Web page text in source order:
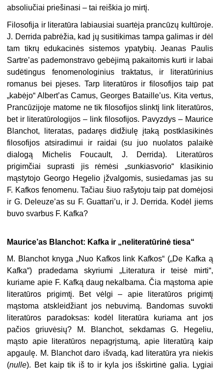
absoliučiai priešinasi – tai reiškia jo mirtį.
Filosofija ir literatūra labiausiai suartėja prancūzų kultūroje.
J. Derrida pabrėžia, kad jų susitikimas tampa galimas ir dėl
tam tikrų edukacinės sistemos ypatybių. Jeanas Paulis
Sartre’as pademonstravo gebėjimą pakaitomis kurti ir labai
sudėtingus fenomenologinius traktatus, ir literatūrinius
romanus bei pjeses. Tarp literatūros ir filosofijos taip pat
„kabėjo“ Albert’as Camus, Georges Bataille’us. Kita vertus,
Prancūzijoje matome ne tik filosofijos slinktį link literatūros,
bet ir literatūrologijos – link filosofijos. Pavyzdys – Maurice
Blanchot, literatas, padaręs didžiulę įtaką postklasikinės
filosofijos atsiradimui ir raidai (su juo nuolatos palaikė
dialogą Michelis Foucault, J. Derrida). Literatūros
prigimčiai suprasti jis rėmėsi „sunkiasvorio“ klasikinio
mąstytojo Georgo Hegelio įžvalgomis, susiedamas jas su
F. Kafkos fenomenu. Tačiau šiuo rašytoju taip pat domėjosi
ir G. Deleuze’as su F. Guattari’u, ir J. Derrida. Kodėl jiems
buvo svarbus F. Kafka?
Maurice’as Blanchot: Kafka ir „neliteratūrinė tiesa“
M. Blanchot knyga „Nuo Kafkos link Kafkos“ („De Kafka ą
Kafka“) pradedama skyriumi „Literatura ir teisė mirti“,
kuriame apie F. Kafką daug nekalbama. Čia mąstoma apie
literatūros prigimtį. Bet vėlgi – apie literatūros prigimtį
mąstoma atskleidžiant jos nebuvimą. Bandomas suvokti
literatūros paradoksas: kodėl literatūra kuriama ant jos
pačios griuvėsių? M. Blanchot, sekdamas G. Hegeliu,
mąsto apie literatūros nepagrįstumą, apie literatūrą kaip
apgaulę. M. Blanchot daro išvadą, kad literatūra yra niekis
(nulle). Bet kaip tik iš to ir kyla jos išskirtinė galia. Lygiai